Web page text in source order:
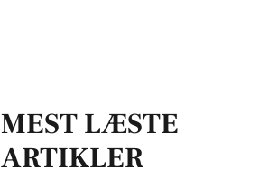
MEST LÆSTE
ARTIKLER